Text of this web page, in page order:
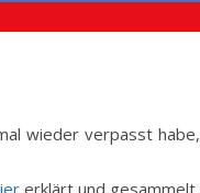
wieder verpasst
erklärt und gesammelt